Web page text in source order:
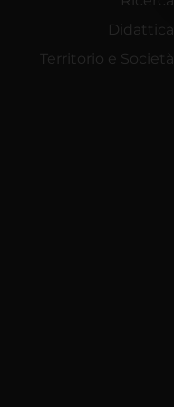
Didattica
Territorio e Società